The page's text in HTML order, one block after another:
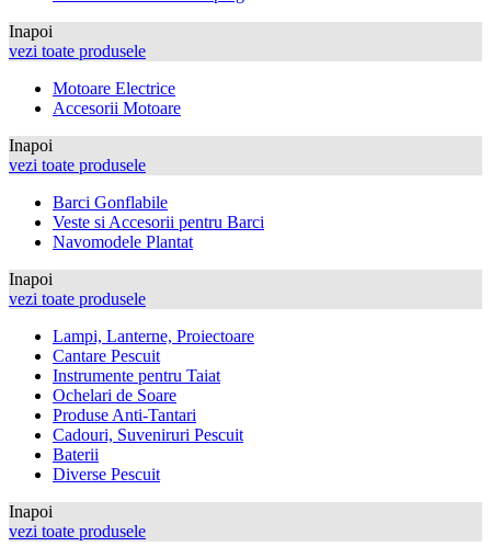
Inapoi
vezi toate produsele
Motoare Electrice
Accesorii Motoare
Inapoi
vezi toate produsele
Barci Gonflabile
Veste si Accesorii pentru Barci
Navomodele Plantat
Inapoi
vezi toate produsele
Lampi, Lanterne, Proiectoare
Cantare Pescuit
Instrumente pentru Taiat
Ochelari de Soare
Produse Anti-Tantari
Cadouri, Suveniruri Pescuit
Baterii
Diverse Pescuit
Inapoi
vezi toate produsele